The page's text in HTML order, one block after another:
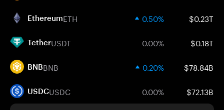
EthereumETH 0.50% $0.23T
TetherUSDT 0.00% $0.18T
BNBBNB 0.20% $78.84B
USDCUSDC 0.00% $72.13B